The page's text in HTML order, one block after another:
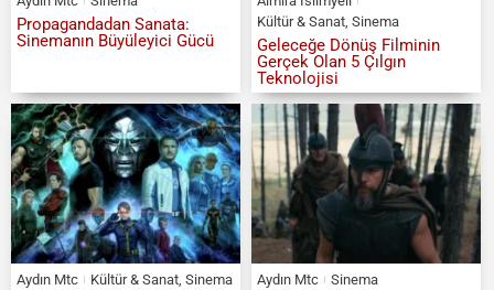
Propagandadan Sanata:
Sinemanın Büyüleyici Gücü
Kültür & Sanat, Sinema
Geleceğe Dönüş Filminin
Gerçek Olan 5 Çılgın
Teknolojisi
Aydın Mtc Kültür & Sanat, Sinema Aydın Mtc Sinema